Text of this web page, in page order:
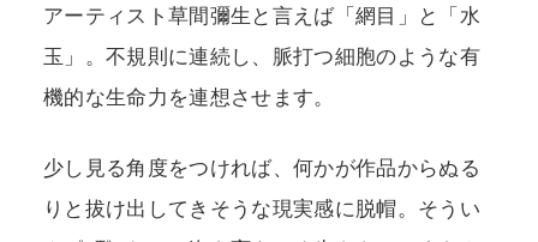
アーティスト草間彌生と言えば「網目」と「水
玉」。不規則に連続し、脈打つ細胞のような有
機的な生命力を連想させます。
少し見る角度をつければ、何かが作品からぬる
りと拔け出してきそうな現実感に脱帽。そうい